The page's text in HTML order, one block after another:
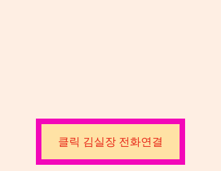
클릭 김실장 전화연결